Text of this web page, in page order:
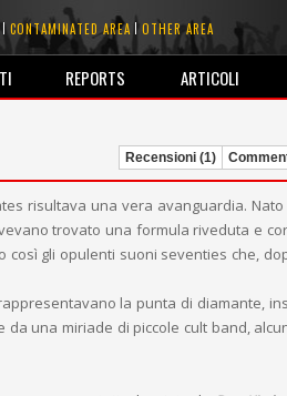
CONTAMINATED AREA OTHER AREA
REPORTS ARTICOLI
Recensioni (1)
risultava una vera avanguardia.
trovato una formula riveduta e
gli opulenti suoni seventies che,
la punta di diamante,
una miriade di piccole cult band,